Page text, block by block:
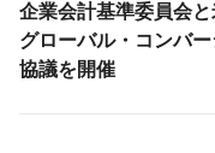
企業会計基準委員会
グローバル・コンバ
協議を開催